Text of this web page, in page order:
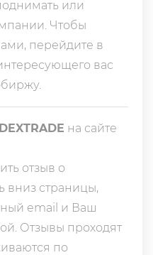
или
Чтобы
перейдите в
вас
DEXTRADE на сайте
отзыв о
вниз страницы,
email и Ваш
Отзывы проходят
по